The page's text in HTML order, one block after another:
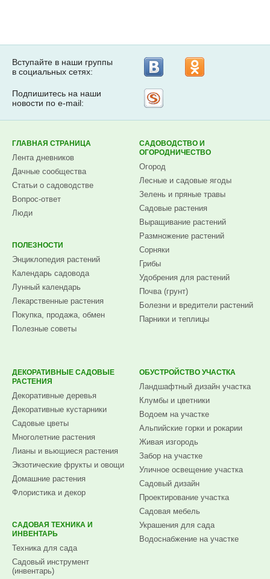
Вступайте в наши группы
в социальных сетях:
Подпишитесь на наши
новости по e-mail:
ГЛАВНАЯ СТРАНИЦА
Лента дневников
Дачные сообщества
Статьи о садоводстве
Вопрос-ответ
Люди
ПОЛЕЗНОСТИ
Энциклопедия растений
Календарь садовода
Лунный календарь
Лекарственные растения
Покупка, продажа, обмен
Полезные советы
САДОВОДСТВО И
ОГОРОДНИЧЕСТВО
Огород
Лесные и садовые ягоды
Зелень и пряные травы
Садовые растения
Выращивание растений
Размножение растений
Сорняки
Грибы
Удобрения для растений
Почва (грунт)
Болезни и вредители растений
Парники и теплицы
ДЕКОРАТИВНЫЕ САДОВЫЕ
РАСТЕНИЯ
Декоративные деревья
Декоративные кустарники
Садовые цветы
Многолетние растения
Лианы и вьющиеся растения
Экзотические фрукты и овощи
Домашние растения
Флористика и декор
САДОВАЯ ТЕХНИКА И
ИНВЕНТАРЬ
Техника для сада
Садовый инструмент
(инвентарь)
ОБУСТРОЙСТВО УЧАСТКА
Ландшафтный дизайн участка
Клумбы и цветники
Водоем на участке
Альпийские горки и рокарии
Живая изгородь
Забор на участке
Уличное освещение участка
Садовый дизайн
Проектирование участка
Садовая мебель
Украшения для сада
Водоснабжение на участке